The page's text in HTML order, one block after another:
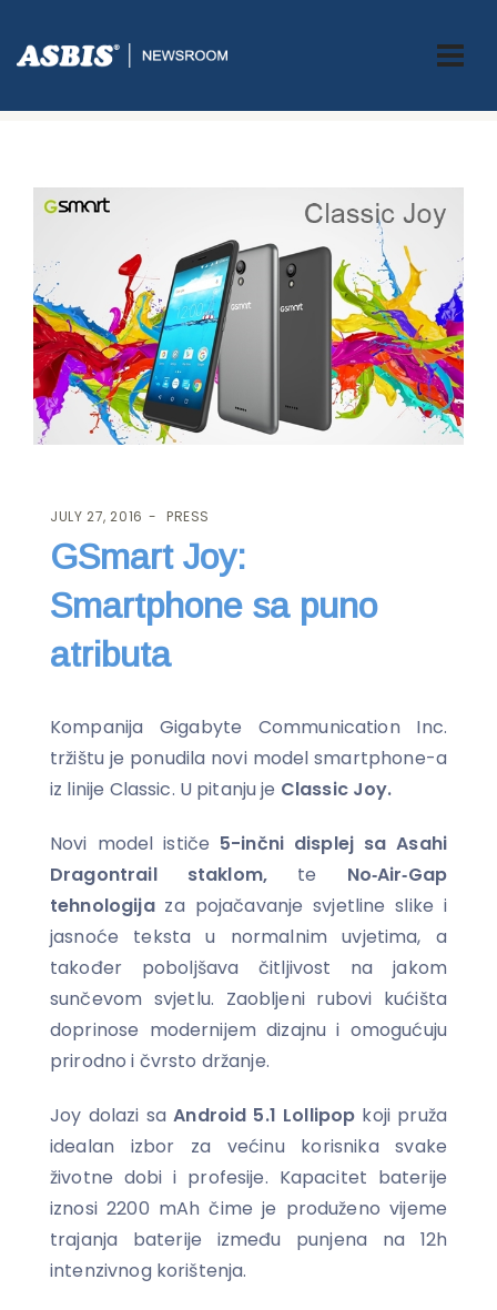
ASBIS.BA> PRESS> GSMART JOY: SMARTPHONE SA PUNO
JULY 27, 2016 PRESS
GSmart Joy:
Smartphone sa puno
atributa
Kompanija Gigabyte Communication Inc.
tržištu je ponudila novi model smartphone-a
iz linije Classic. U pitanju je Classic Joy.
Novi model ističe 5-inčni displej sa Asahi
Dragontrail staklom,te No‐Air‐Gap
tehnologijaza pojačavanje svjetline slike i
jasnoće teksta u normalnim uvjetima, a
također poboljšava čitljivost na jakom
sunčevom svjetlu. Zaobljeni rubovi kućišta
doprinose modernijem dizajnu i omogućuju
prirodno i čvrsto držanje.
Joy dolazi saAndroid 5.1 Lollipop koji pruža
idealan izbor za većinu korisnika svake
životne dobi i profesije. Kapacitet baterije
iznosi 2200 mAh čime je produženo vijeme
trajanja baterije između punjena na 12h
intenzivnog korištenja.